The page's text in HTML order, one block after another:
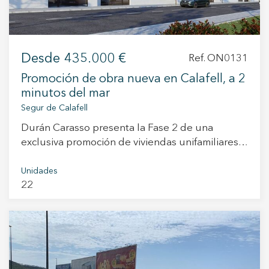
mensuales para adultos y niños enfocadas en la
naturaleza, el bienestar o la gastronomía
Desde 435.000 € Ref. ON0131
Promoción de obra nueva en Calafell, a 2
minutos del mar
Segur de Calafell
Durán Carasso presenta la Fase 2 de una
exclusiva promoción de viviendas unifamiliares
minutos a pie de la playa. Un proyecto que
combina diseño contemporáneo, confort y
tranquilidad y del encanto de la costa sin
renunciar a la comodidad de un hogar moderno.
Cada vivienda cuenta con una superficie
construida de aproximadamente 150 m²,
Unidades
22